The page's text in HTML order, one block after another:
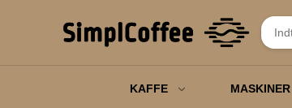
KAFFE MASKINER